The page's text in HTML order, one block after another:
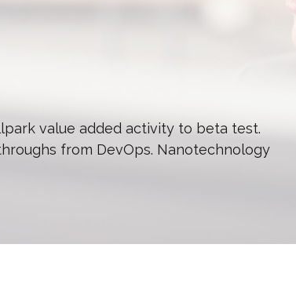
value added activity to beta test.
from DevOps. Nanotechnology